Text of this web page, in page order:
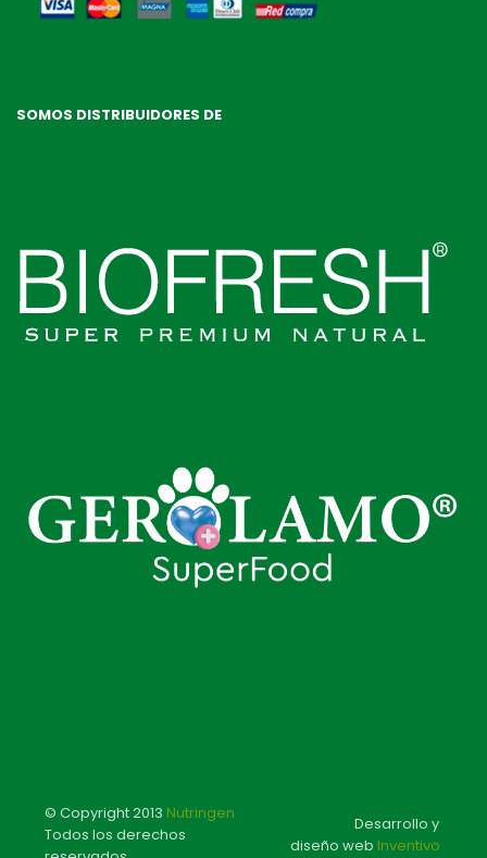
SOMOS DISTRIBUIDORES DE
© Copyright 2013 Nutringen
Todos los derechos
Desarrollo y
diseño web Inventivo